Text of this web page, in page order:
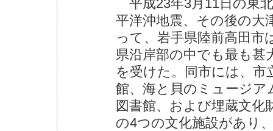
平成23年3月11日の東
平洋沖地震、その後の大
って、岩手県陸前高田市
県沿岸部の中でも最も甚
を受けた。同市には、市
館、海と貝のミュージア
図書館、および埋蔵文化
の4つの文化施設があり